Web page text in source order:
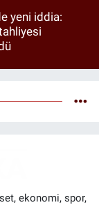
yeni iddia:
ekonomi, spor,